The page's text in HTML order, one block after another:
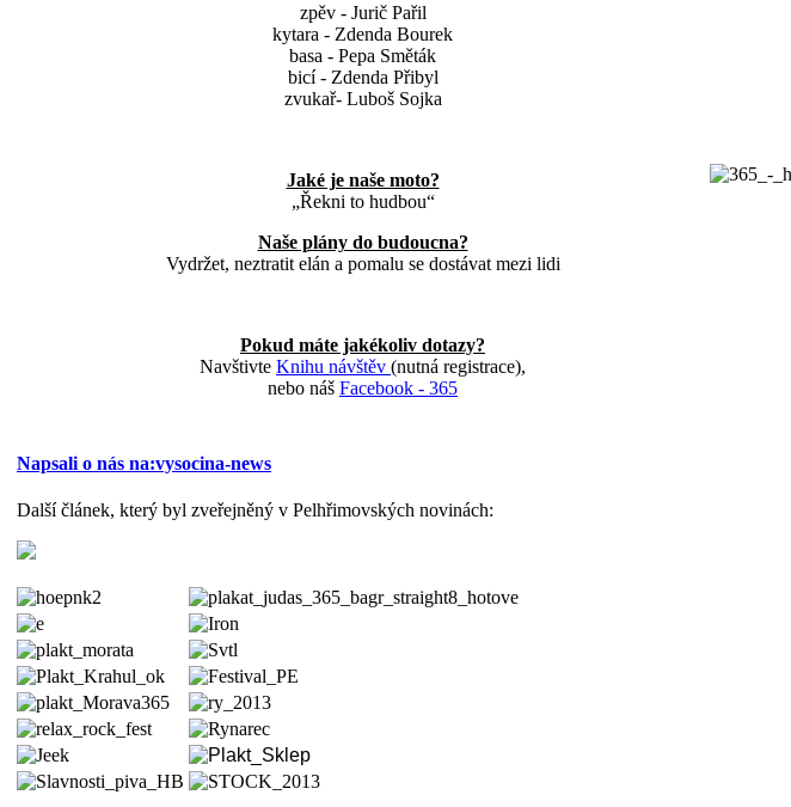
zpěv - Jurič Pařil
kytara - Zdenda Bourek
basa - Pepa Směták
bicí - Zdenda Přibyl
zvukař- Luboš Sojka
Jaké je naše moto?
„Řekni to hudbou“
Naše plány do budoucna?
Vydržet, neztratit elán a pomalu se dostávat mezi lidi
Pokud máte jakékoliv dotazy?
Navštivte Knihu návštěv (nutná registrace),
nebo náš Facebook - 365
Napsali o nás na:vysocina-news
Další článek, který byl zveřejněný v Pelhřimovských novinách: